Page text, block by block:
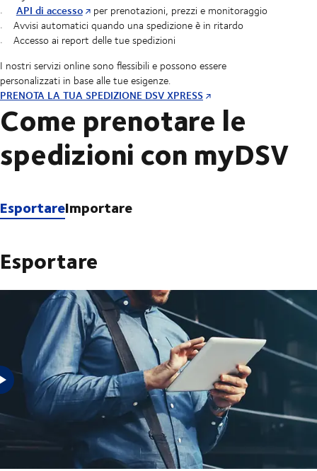
API di accesso per prenotazioni, prezzi e monitoraggio
Avvisi automatici quando una spedizione è in ritardo
Accesso ai report delle tue spedizioni
I nostri servizi online sono flessibili e possono essere
personalizzati in base alle tue esigenze.
PRENOTA LA TUA SPEDIZIONE DSV XPRESS
Come prenotare le
spedizioni con myDSV
EsportareImportare
Esportare
Ottieni risposte alle tue
domande